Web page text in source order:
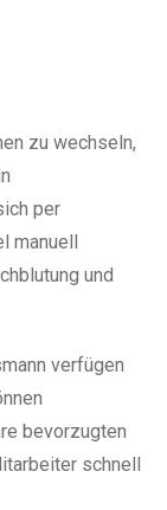
zu wechseln,
per
manuell
und
verfügen
bevorzugten
schnell